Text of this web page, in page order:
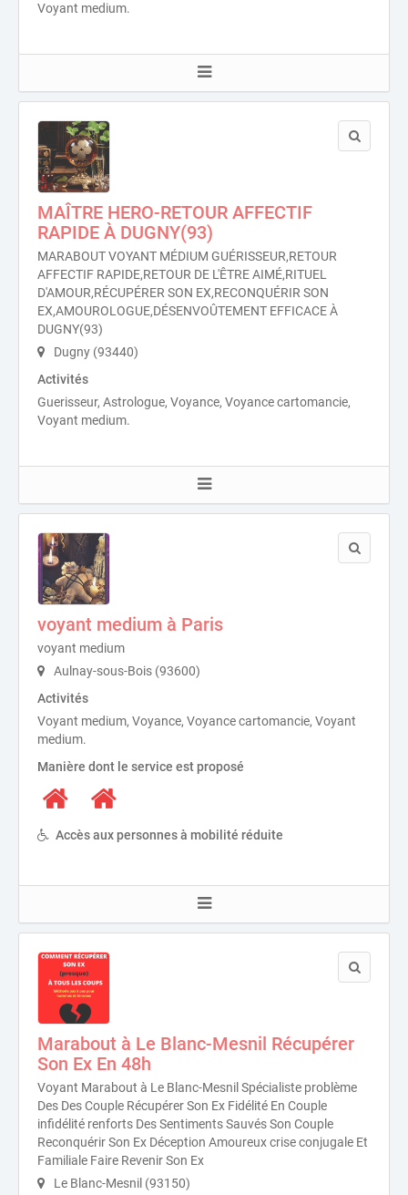
Voyant medium.
MAÎTRE HERO-RETOUR AFFECTIF
RAPIDE À DUGNY(93)
MARABOUT VOYANT MÉDIUM GUÉRISSEUR,RETOUR
AFFECTIF RAPIDE,RETOUR DE L'ÊTRE AIMÉ,RITUEL
D'AMOUR,RÉCUPÉRER SON EX,RECONQUÉRIR SON
EX,AMOUROLOGUE,DÉSENVOÛTEMENT EFFICACE À
DUGNY(93)
Dugny (93440)
Activités
Guerisseur, Astrologue, Voyance, Voyance cartomancie,
Voyant medium.
voyant medium à Paris
voyant medium
Aulnay-sous-Bois (93600)
Activités
Voyant medium, Voyance, Voyance cartomancie, Voyant
medium.
Manière dont le service est proposé
Accès aux personnes à mobilité réduite
Marabout à Le Blanc-Mesnil Récupérer
Son Ex En 48h
Voyant Marabout à Le Blanc-Mesnil Spécialiste problème
Des Des Couple Récupérer Son Ex Fidélité En Couple
infidélité renforts Des Sentiments Sauvés Son Couple
Reconquérir Son Ex Déception Amoureux crise conjugale Et
Familiale Faire Revenir Son Ex
Le Blanc-Mesnil (93150)